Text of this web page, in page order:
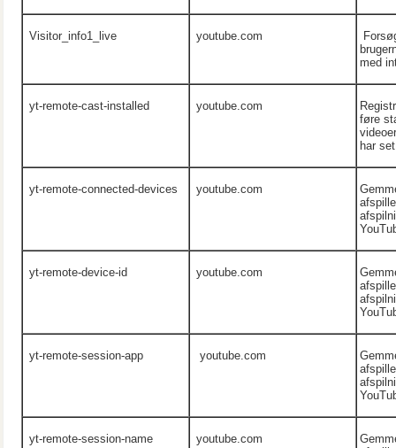
Visitor_info1_live youtube.com
med
yt-remote-cast-installed youtube.com
føre
har
yt-remote-connected-devices youtube.com
yt-remote-device-id youtube.com
yt-remote-session-app youtube.com
yt-remote-session-name youtube.com